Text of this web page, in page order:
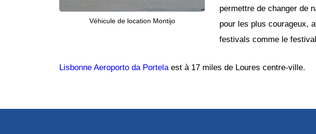
Véhicule de location Montijo
permettre de changer de
pour les plus courageux,
festivals comme le
Lisbonne Aeroporto da Portelaest à 17 miles de Loures centre-ville.